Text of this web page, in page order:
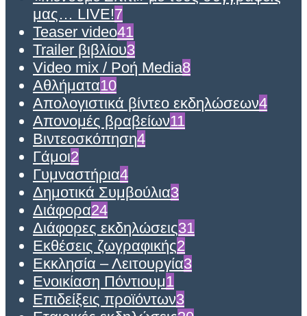
μας… LIVE!7
Teaser video41
Trailer βιβλίου3
Video mix / Ροή Media8
Αθλήματα10
Απολογιστικά βίντεο εκδηλώσεων4
Απονομές βραβείων11
Βιντεοσκόπηση4
Γάμοι2
Γυμναστήρια4
Δημοτικά Συμβούλια3
Διάφορα24
Διάφορες εκδηλώσεις31
Εκθέσεις ζωγραφικής2
Εκκλησία – Λειτουργία3
Ενοικίαση Πόντιουμ1
Επιδείξεις προϊόντων3